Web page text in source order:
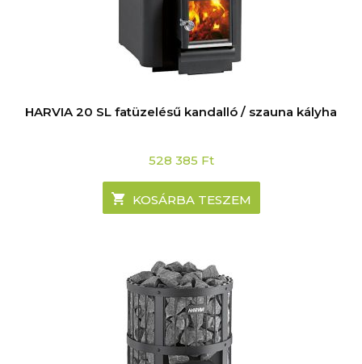
HARVIA 20 SL fatüzelésű kandalló / szauna kályha
528 385 Ft
KOSÁRBA TESZEM